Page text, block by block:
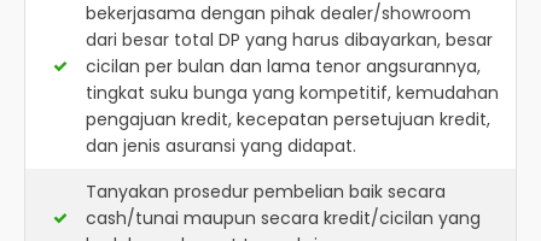
bekerjasama dengan pihak dealer/showroom
dari besar total DP yang harus dibayarkan, besar
cicilan per bulan dan lama tenor angsurannya,
tingkat suku bunga yang kompetitif, kemudahan
pengajuan kredit, kecepatan persetujuan kredit,
dan jenis asuransi yang didapat.
Tanyakan prosedur pembelian baik secara
cash/tunai maupun secara kredit/cicilan yang